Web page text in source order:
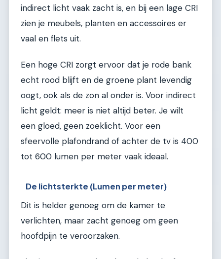
indirect licht vaak zacht is, en bij een lage CRI
zien je meubels, planten en accessoires er
vaal en flets uit.
Een hoge CRI zorgt ervoor dat je rode bank
echt rood blijft en de groene plant levendig
oogt, ook als de zon al onder is. Voor indirect
licht geldt: meer is niet altijd beter. Je wilt
een gloed, geen zoeklicht. Voor een
sfeervolle plafondrand of achter de tv is 400
tot 600 lumen per meter vaak ideaal.
De lichtsterkte (Lumen per meter)
Dit is helder genoeg om de kamer te
verlichten, maar zacht genoeg om geen
hoofdpijn te veroorzaken.